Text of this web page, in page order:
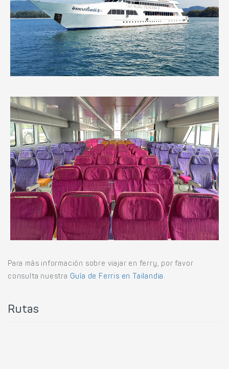
Para más información sobre viajar en ferry, por favor
consulta nuestra Guía de Ferris en Tailandia .
Rutas